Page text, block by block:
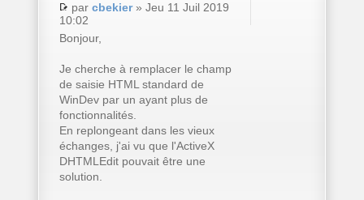
par cbekier» Jeu 11 Juil 2019
10:02
Bonjour,
Je cherche à remplacer le champ
de saisie HTML standard de
WinDev par un ayant plus de
fonctionnalités.
En replongeant dans les vieux
échanges, j'ai vu que l'ActiveX
DHTMLEdit pouvait être une
solution.